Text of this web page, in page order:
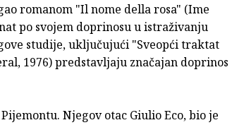
romanom "Il nome della rosa" (Ime
po svojem doprinosu u istraživanju
studije, uključujući "Sveopći traktat
1976) predstavljaju značajan doprinos
Njegov otac Giulio Eco, bio je